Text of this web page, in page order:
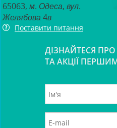
65063, м. Одеса, вул.
Желябова 4в
Поставити питання
ДІЗНАЙТЕСЯ
ТА АКЦІЇ